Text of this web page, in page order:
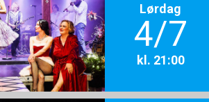
Lørdag
4/7
kl. 21:00